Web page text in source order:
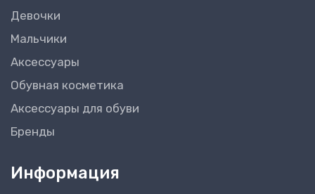
Девочки
Мальчики
Аксессуары
Обувная косметика
Аксессуары для обуви
Бренды
Информация